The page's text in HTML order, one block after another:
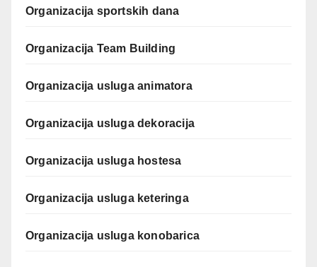
Organizacija sportskih dana
Organizacija Team Building
Organizacija usluga animatora
Organizacija usluga dekoracija
Organizacija usluga hostesa
Organizacija usluga keteringa
Organizacija usluga konobarica